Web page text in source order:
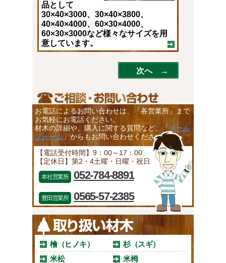
品として
30×40×3000、30×40×3800、
40×40×4000、60×30×4000、
60×30×3000など様々なサイズを用
意しています。
次へ →
お電話によるお問い合わせは、「各営業所」まで
お気軽にお電話ください。
材木の詳細や、購入に関する質問など、「メール
フォーム 」からもお問い合わせください。
【電話受付時間】9：00～17：00
【定休日】第2・4土曜・日曜・祝日
本社営業所 052-784-8891
豊田営業所 0565-57-2385
檜（ヒノキ）
杉（スギ）
米松
米栂